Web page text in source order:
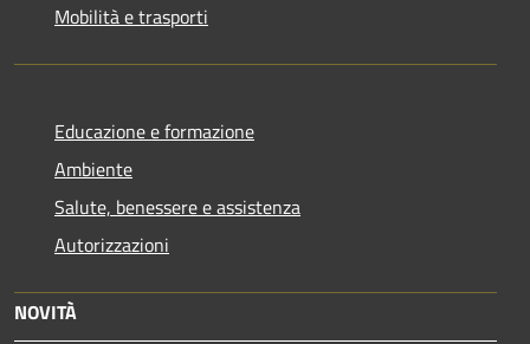
Mobilità e trasporti
Educazione e formazione
Ambiente
Salute, benessere e assistenza
Autorizzazioni
NOVITÀ